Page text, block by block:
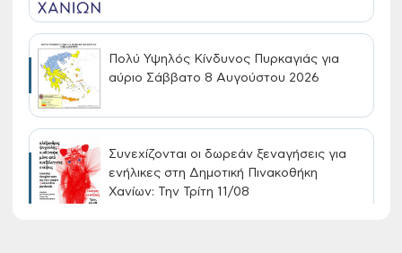
Πολύ Υψηλός Κίνδυνος Πυρκαγιάς για
αύριο Σάββατο 8 Αυγούστου 2026
Συνεχίζονται οι δωρεάν ξεναγήσεις για
ενήλικες στη Δημοτική Πινακοθήκη
Χανίων: Την Τρίτη 11/08